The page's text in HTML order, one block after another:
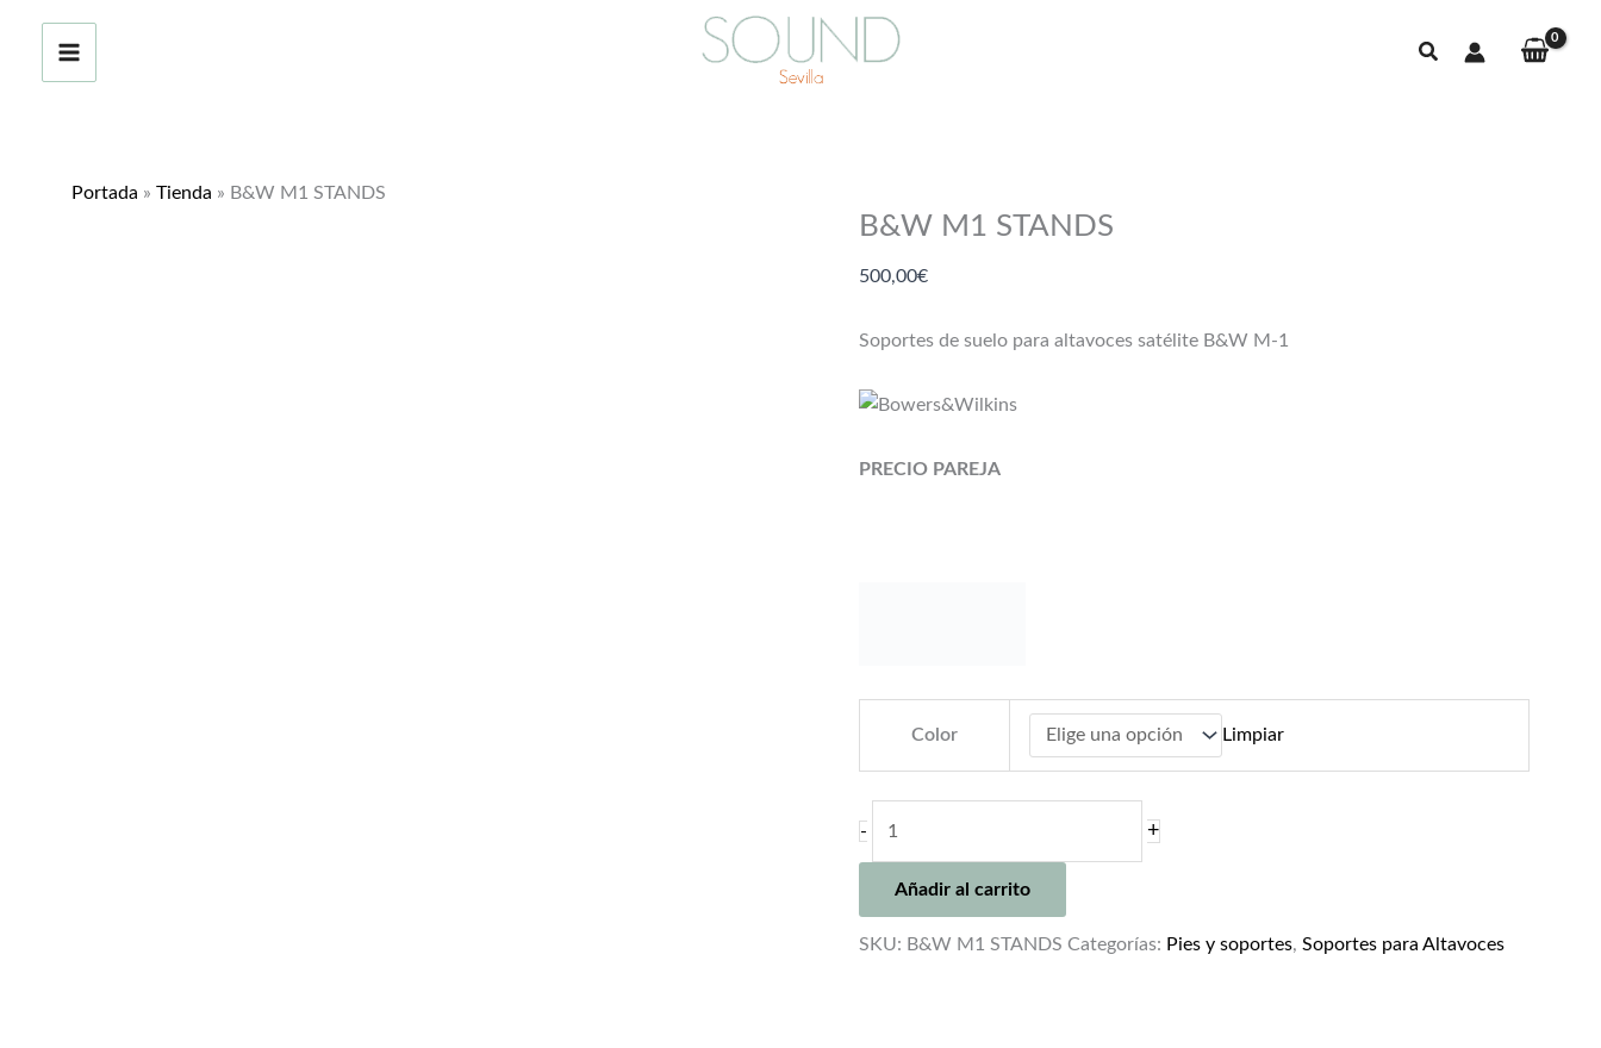
contenido
Buscar
Portada » Tienda » B&W M1 STANDS
B&W M1 STANDS
500,00€
Soportes de suelo para altavoces satélite B&W M-1
PRECIO PAREJA
Color Limpiar
- +
Añadir al carrito
SKU: B&W M1 STANDS Categorías: Pies y soportes, Soportes para Altavoces